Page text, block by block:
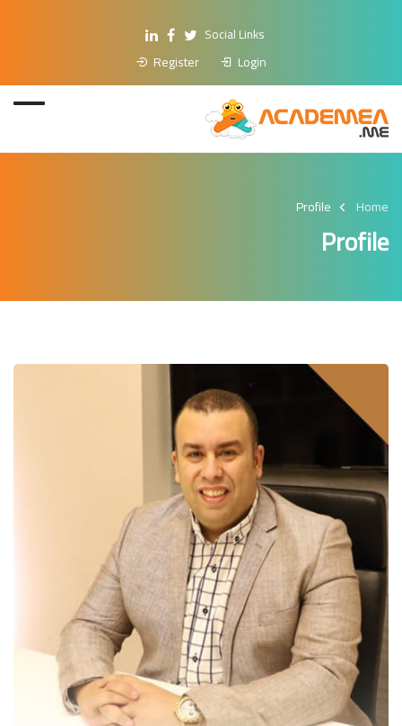
Social Links
Login
Register
Home
Profile
Profile